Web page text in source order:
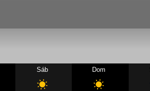
Sáb Dom